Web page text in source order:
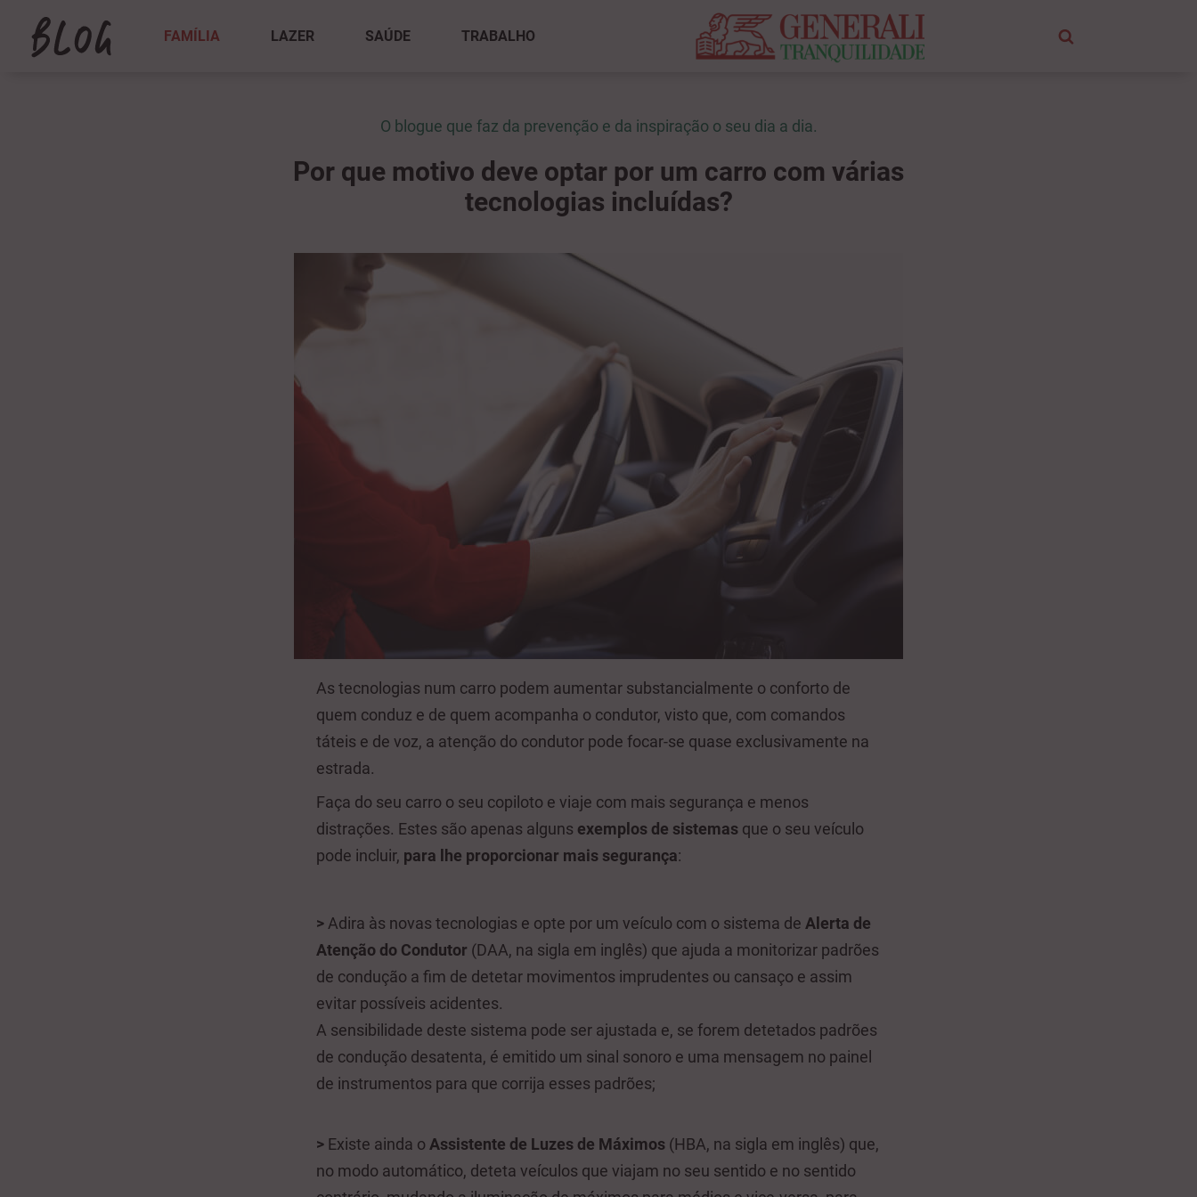
FAMÍLIA LAZER SAÚDE TRABALHO
O blogue que faz da prevenção e da inspiração o seu dia a dia.
Por que motivo deve optar por um carro com várias
tecnologias incluídas?
As tecnologias num carro podem aumentar substancialmente o conforto de
quem conduz e de quem acompanha o condutor, visto que, com comandos
táteis e de voz, a atenção do condutor pode focar-se quase exclusivamente na
estrada.
Faça do seu carro o seu copiloto e viaje com mais segurança e menos
distrações. Estes são apenas alguns exemplos de sistemasque o seu veículo
pode incluir, para lhe proporcionar mais segurança:
> Adira às novas tecnologias e opte por um veículo com o sistema de Alerta de
Atenção do Condutor (DAA, na sigla em inglês) que ajuda a monitorizar padrões
de condução a fim de detetar movimentos imprudentes ou cansaço e assim
evitar possíveis acidentes.
A sensibilidade deste sistema pode ser ajustada e, se forem detetados padrões
de condução desatenta, é emitido um sinal sonoro e uma mensagem no painel
de instrumentos para que corrija esses padrões;
> Existe ainda o Assistente de Luzes de Máximos(HBA, na sigla em inglês) que,
no modo automático, deteta veículos que viajam no seu sentido e no sentido